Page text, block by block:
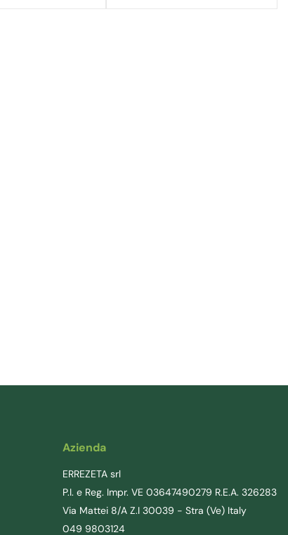
Azienda
ERREZETA srl
P.I. e Reg. Impr. VE 03647490279 R.E.A. 326283
Via Mattei 8/A Z.I 30039 - Stra (Ve) Italy
049 9803124